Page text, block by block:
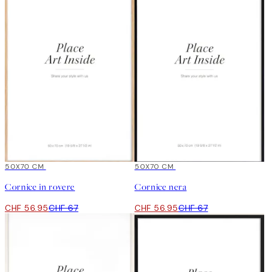
15%*
50X70 CM
Cornice in rovere
CHF 56.95CHF 67
15%*
50X70 CM
Cornice nera
CHF 56.95CHF 67